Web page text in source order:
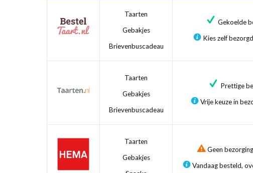
Taarten
Gebakjes
Brievenbuscadeau
Gekoelde
Kies zelf
Taarten
Gebakjes
Brievenbuscadeau
Prettige
Vrije keuze in
Taarten
Gebakjes
Geen
Vandaag besteld,